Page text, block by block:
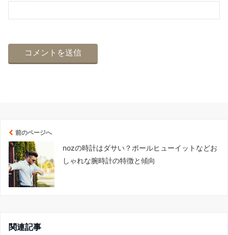
前のページへ
nozの時計はダサい？ポールヒューイットなどお
しゃれな腕時計の特徴と傾向
関連記事